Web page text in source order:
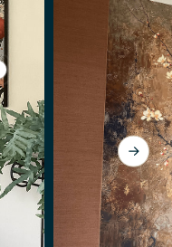
Bunter Frühling von